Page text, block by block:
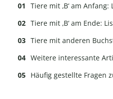
Tiere mit ‚B‘ am Anfang:
Tiere mit ‚B‘ am Ende:
Tiere mit anderen
Weitere interessante
Häufig gestellte Fragen